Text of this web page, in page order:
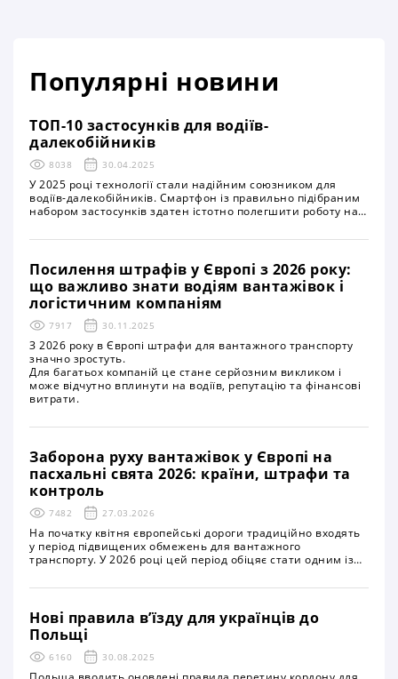
із ключових факторів підтримки експорту,
стабільності постачань і збереження економічної
Популярні новини
ТОП-10 застосунків для водіїв-
далекобійників
8038 30.04.2025
У 2025 році технології стали надійним союзником для
водіїв-далекобійників. Смартфон із правильно підібраним
набором застосунків здатен істотно полегшити роботу на
ТОП-10 найкорисніших застосунків, які варто мати
Посилення штрафів у Європі з 2026 року:
що важливо знати водіям вантажівок і
логістичним компаніям
7917 30.11.2025
З 2026 року в Європі штрафи для вантажного транспорту
значно зростуть.
Для багатьох компаній це стане серйозним викликом і
може відчутно вплинути на водіїв, репутацію та фінансові
витрати.
Заборона руху вантажівок у Європі на
пасхальні свята 2026: країни, штрафи та
контроль
7482 27.03.2026
На початку квітня європейські дороги традиційно входять
у період підвищених обмежень для вантажного
транспорту. У 2026 році цей період обіцяє стати одним із
святкування Великдень у більшості країн Європи. Влада
транспорту, що безпосередньо впливає на логістичні
ланцюги, строки доставки та витрати бізнесу
Нові правила в’їзду для українців до
Польщі
6160 30.08.2025